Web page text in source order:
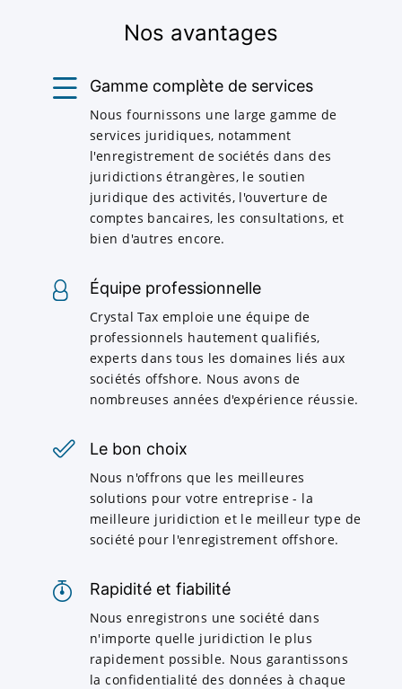
Nos avantages
Gamme complète de services
Nous fournissons une large gamme de
services juridiques, notamment
l'enregistrement de sociétés dans des
juridictions étrangères, le soutien
juridique des activités, l'ouverture de
comptes bancaires, les consultations, et
bien d'autres encore.
Équipe professionnelle
Crystal Tax emploie une équipe de
professionnels hautement qualifiés,
experts dans tous les domaines liés aux
sociétés offshore. Nous avons de
nombreuses années d'expérience réussie.
Le bon choix
Nous n'offrons que les meilleures
solutions pour votre entreprise - la
meilleure juridiction et le meilleur type de
société pour l'enregistrement offshore.
Rapidité et fiabilité
Nous enregistrons une société dans
n'importe quelle juridiction le plus
rapidement possible. Nous garantissons
la confidentialité des données à chaque